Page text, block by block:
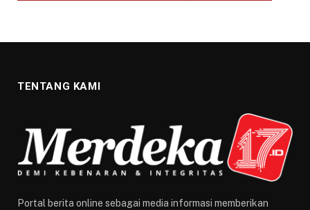
TENTANG KAMI
Portal berita online sebagai media informasi memberikan